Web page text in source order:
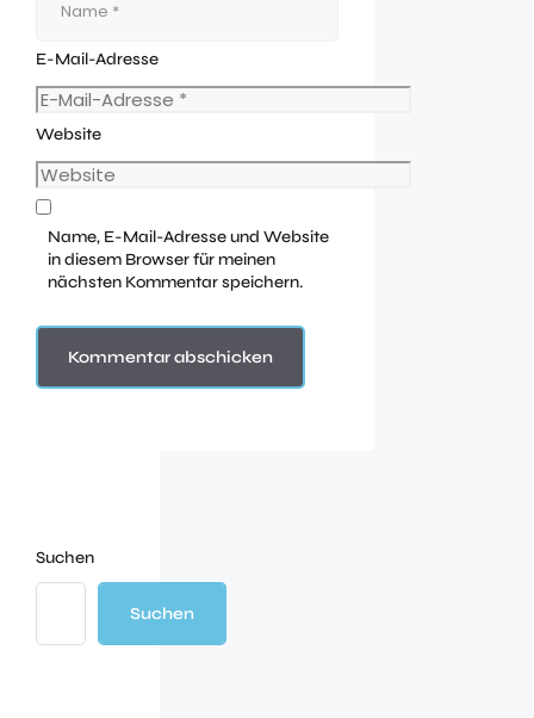
E-Mail-Adresse
Website
Name, E-Mail-Adresse und Website
in diesem Browser für meinen
nächsten Kommentar speichern.
Suchen
Suchen